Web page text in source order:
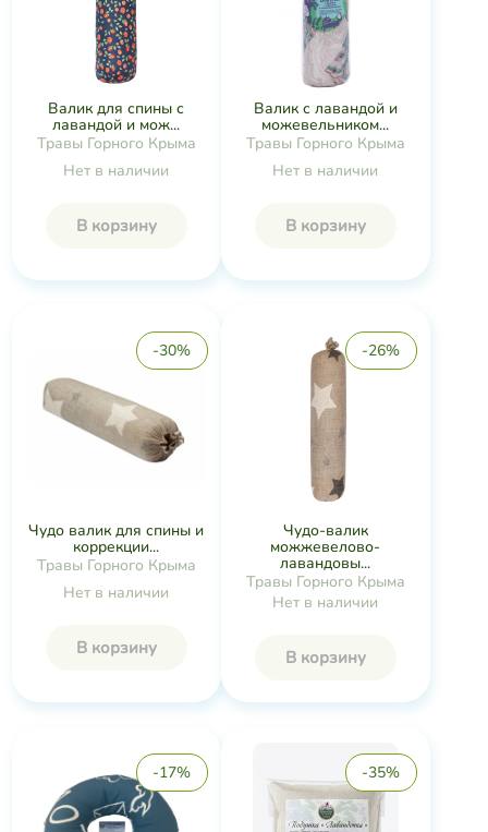
Валик для спины с
лавандой и мож...
Травы Горного Крыма
Нет в наличии
В корзину
Валик с лавандой и
можевельником...
Травы Горного Крыма
Нет в наличии
В корзину
-30%
Чудо валик для спины и
коррекции...
Травы Горного Крыма
Нет в наличии
В корзину
-26%
Чудо-валик
можжевелово-
лавандовы...
Травы Горного Крыма
Нет в наличии
В корзину
-17% -35%